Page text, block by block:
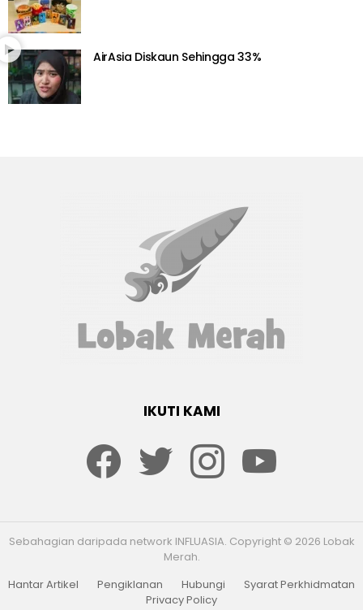
AirAsia Diskaun Sehingga 33%
IKUTI KAMI
Sebahagian daripada network INFLUASIA. Copyright © 2026 Lobak
Merah.
Hantar Artikel
Pengiklanan Hubungi
Syarat Perkhidmatan
Privacy Policy